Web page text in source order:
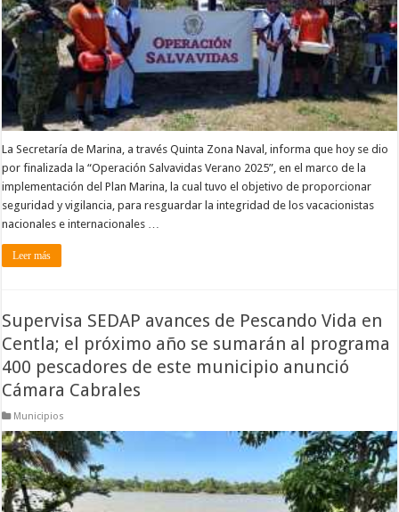
La Secretaría de Marina, a través Quinta Zona Naval, informa que hoy se dio
por finalizada la “Operación Salvavidas Verano 2025”, en el marco de la
implementación del Plan Marina, la cual tuvo el objetivo de proporcionar
seguridad y vigilancia, para resguardar la integridad de los vacacionistas
nacionales e internacionales …
Leer más
Supervisa SEDAP avances de Pescando Vida en
Centla; el próximo año se sumarán al programa
400 pescadores de este municipio anunció
Cámara Cabrales
Municipios